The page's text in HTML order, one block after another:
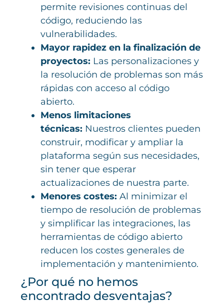
permite revisiones continuas del
código, reduciendo las
vulnerabilidades.
Mayor rapidez en la finalización de
proyectos: Las personalizaciones y
la resolución de problemas son más
rápidas con acceso al código
abierto.
Menos limitaciones
técnicas: Nuestros clientes pueden
construir, modificar y ampliar la
plataforma según sus necesidades,
sin tener que esperar
actualizaciones de nuestra parte.
Menores costes: Al minimizar el
tiempo de resolución de problemas
y simplificar las integraciones, las
herramientas de código abierto
reducen los costes generales de
implementación y mantenimiento.
¿Por qué no hemos
encontrado desventajas?